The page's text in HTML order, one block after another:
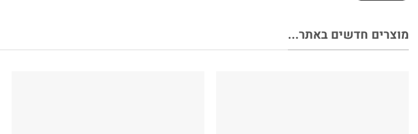
מוצרים חדשים באתר...